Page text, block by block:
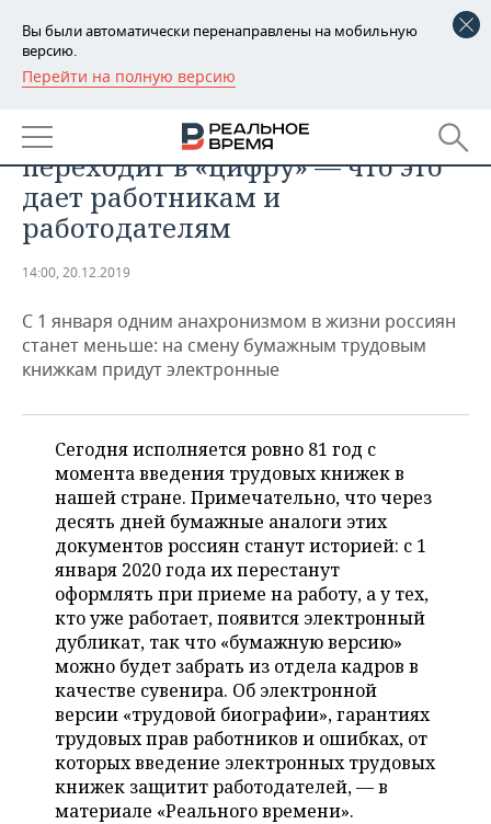
Вы были автоматически перенаправлены на мобильную
версию.
Перейти на полную версию
РЕГИОНЫ
БАШКОРТОСТАН
ТАТАРСТАН
УДМУРТИЯ
НОВОСТИ
АНАЛИТИКА
НОВОСТИ АНАЛИТИКИ
ДЕКЛАРАЦИИ О ДОХОДАХ
КОРОЛИ ГОСЗАКАЗА ПФО
ВУЗЫ ТАТАРСТАНА
ТОРГОВЫЕ ЦЕНТРЫ
ТАТАРСТАНА
ЭКОНОМИКА
НОВОСТИ ЭКОНОМИКИ
ФИНАНСЫ
БАНКИ
ИНВЕСТИЦИИ
ПРОМЫШЛЕННОСТЬ
НОВОСТИ
ПРОМЫШЛЕННОСТИ
МАШИНОСТРОЕНИЕ
НЕФТЕХИМИЯ
НЕФТЬ
ОПК
ЭНЕРГЕТИКА
НЕДВИЖИМОСТЬ
НОВОСТИ НЕДВИЖИМОСТИ
АВТО
НОВОСТИ БИЗНЕСА
РОЗНИЧНАЯ ТОРГОВЛЯ
ТРАНСПОРТ
УСЛУГИ
ТЕХНОЛОГИИ
НОВОСТИ ТЕХНОЛОГИЙ
МЕДИА
ТЕЛЕКОММУНИКАЦИИ
МЕРОПРИЯТИЯ
НОВОСТИ МЕРОПРИЯТИЙ
ВЫЕЗДНАЯ РЕДАКЦИЯ
БИЗНЕС-БРАНЧИ
ONLINE-КОНФЕРЕНЦИИ
ОТКРЫТАЯ ЛЕКЦИЯ
СПОРТ
НОВОСТИ СПОРТА
ФУТБОЛ
ХОККЕЙ
БАСКЕТБОЛ
ОБЩЕСТВО
НОВОСТИ ОБЩЕСТВА
ВЛАСТЬ
ИНФРАСТРУКТУРА
ФОТОГАЛЕРЕЯ
СЮЖЕТЫ
СПРАВОЧНИК
«Трудовая биография»
переходит в «цифру» — что это
дает работникам и
работодателям
14:00, 20.12.2019
С 1 января одним анахронизмом в жизни россиян
станет меньше: на смену бумажным трудовым
книжкам придут электронные
Сегодня исполняется ровно 81 год с
момента введения трудовых книжек в
нашей стране. Примечательно, что через
десять дней бумажные аналоги этих
документов россиян станут историей: с 1
января 2020 года их перестанут
оформлять при приеме на работу, а у тех,
кто уже работает, появится электронный
дубликат, так что «бумажную версию»
можно будет забрать из отдела кадров в
качестве сувенира. Об электронной
версии «трудовой биографии», гарантиях
трудовых прав работников и ошибках, от
которых введение электронных трудовых
книжек защитит работодателей, — в
материале «Реального времени».